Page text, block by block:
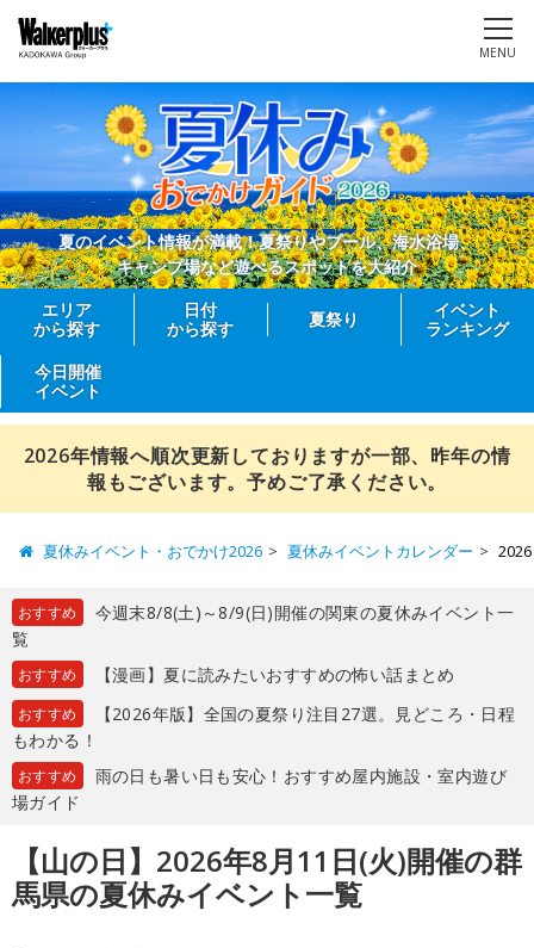
MENU
夏のイベント情報が満載！夏祭りやプール、海水浴場、
キャンプ場など遊べるスポットを大紹介
エリア
から探す
日付
から探す
夏祭り
イベント
ランキング
今日開催
イベント
2026年情報へ順次更新しておりますが一部、昨年の情
報もございます。予めご了承ください。
夏休みイベント・おでかけ2026 夏休みイベントカレンダー
おすすめ
今週末8/8(土)～8/9(日)開催の関東の夏休みイベント一
覧
おすすめ 【漫画】夏に読みたいおすすめの怖い話まとめ
おすすめ
【2026年版】全国の夏祭り注目27選。見どころ・日程
もわかる！
おすすめ
雨の日も暑い日も安心！おすすめ屋内施設・室内遊び
場ガイド
【山の日】2026年8月11日(火)開催の群
馬県の夏休みイベント一覧